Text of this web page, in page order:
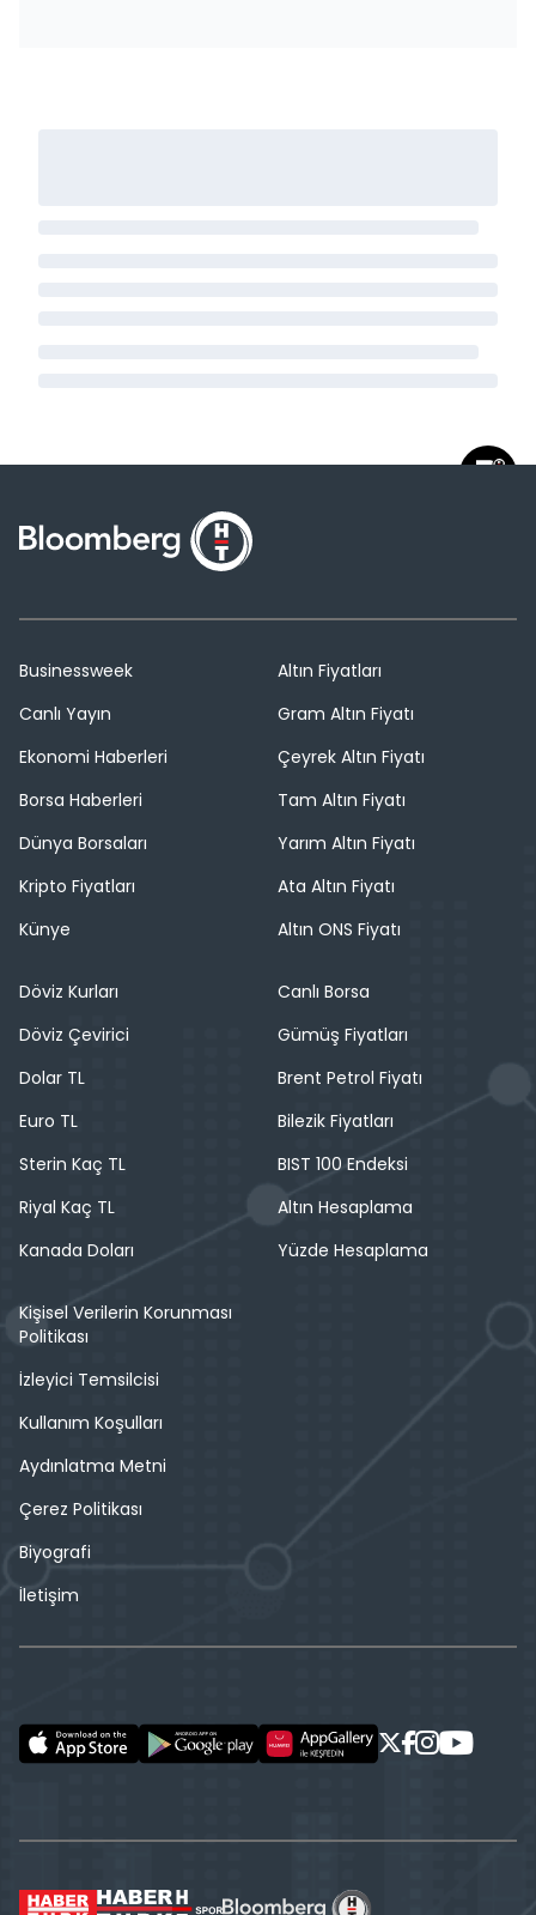
Businessweek
Canlı Yayın
Ekonomi Haberleri
Borsa Haberleri
Dünya Borsaları
Kripto Fiyatları
Künye
Altın Fiyatları
Gram Altın Fiyatı
Çeyrek Altın Fiyatı
Tam Altın Fiyatı
Yarım Altın Fiyatı
Ata Altın Fiyatı
Altın ONS Fiyatı
Döviz Kurları
Döviz Çevirici
Dolar TL
Euro TL
Sterin Kaç TL
Riyal Kaç TL
Kanada Doları
Canlı Borsa
Gümüş Fiyatları
Brent Petrol Fiyatı
Bilezik Fiyatları
BIST 100 Endeksi
Altın Hesaplama
Yüzde Hesaplama
Kişisel Verilerin Korunması
Politikası
İzleyici Temsilcisi
Kullanım Koşulları
Aydınlatma Metni
Çerez Politikası
Biyografi
İletişim